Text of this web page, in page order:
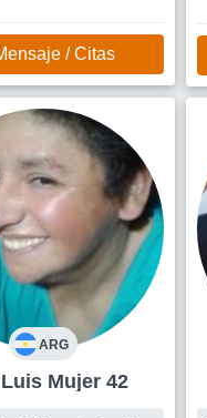
conocer mujeres para
/ Citas
ARG
San Luis Mujer 42